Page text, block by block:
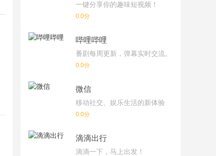
一键分享你的趣味短视频！
0.0分
哔哩哔哩
番剧每周更新，弹幕实时交流。
0.0分
微信
移动社交、娱乐生活的新体验
0.0分
滴滴出行
滴滴一下，马上出发！